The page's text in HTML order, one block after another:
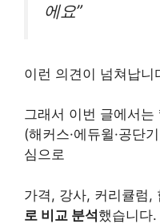
에요”
이런 의견이 넘쳐납니
그래서 이번 글에서
(해커스·에듀윌·공단
심으로
가격, 강사, 커리큘럼,
로 비교 분석했습니다.